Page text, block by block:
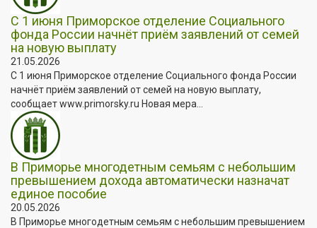
С 1 июня Приморское отделение Социального
фонда России начнёт приём заявлений от семей
на новую выплату
21.05.2026
С 1 июня Приморское отделение Социального фонда России
начнёт приём заявлений от семей на новую выплату,
сообщает www.primorsky.ru Новая мера...
В Приморье многодетным семьям с небольшим
превышением дохода автоматически назначат
единое пособие
20.05.2026
В Приморье многодетным семьям с небольшим превышением